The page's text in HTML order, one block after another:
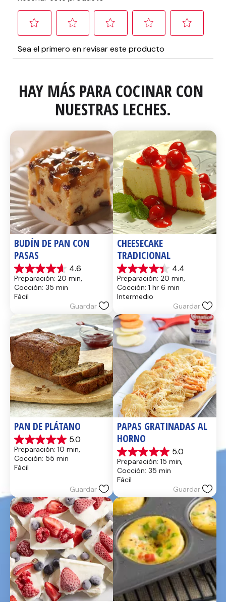
HAY MÁS PARA COCINAR CON
NUESTRAS LECHES.
BUDÍN DE PAN CON
PASAS
4.6
4.6
de
5
estrellas.
reseñas
Preparación: 20 min,
Cocción: 35 min
Fácil
Guardar
CHEESECAKE
TRADICIONAL
4.4
4.4
de
5
estrellas.
reseñas
Preparación: 20 min,
Cocción: 1 hr 6 min
Intermedio
Guardar
PAN DE PLÁTANO
5.0
5.0
de
5
estrellas.
Preparación: 10 min,
Cocción: 55 min
Fácil
Guardar
PAPAS GRATINADAS AL
HORNO
5.0
5.0
de
5
estrellas.
reseñas
Preparación: 15 min,
Cocción: 35 min
Fácil
Guardar